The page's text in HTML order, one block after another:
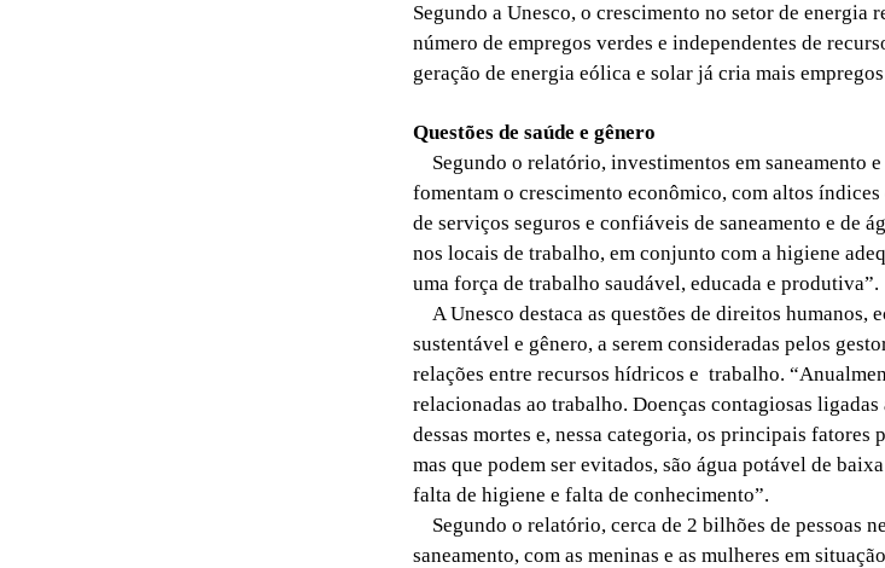
Segundo a Unesco, o crescimento no setor de energia
número de empregos verdes e independentes de
geração de energia eólica e solar já cria mais
Questões de saúde e gênero
Segundo o relatório, investimentos em saneamento
fomentam o crescimento econômico, com altos
de serviços seguros e confiáveis de saneamento e de
nos locais de trabalho, em conjunto com a higiene
uma força de trabalho saudável, educada e produtiva”.
A Unesco destaca as questões de direitos humanos,
sustentável e gênero, a serem consideradas pelos
relações entre recursos hídricos e trabalho.
relacionadas ao trabalho. Doenças contagiosas
dessas mortes e, nessa categoria, os principais fatores
mas que podem ser evitados, são água potável de
falta de higiene e falta de conhecimento”.
Segundo o relatório, cerca de 2 bilhões de pessoas
saneamento, com as meninas e as mulheres em